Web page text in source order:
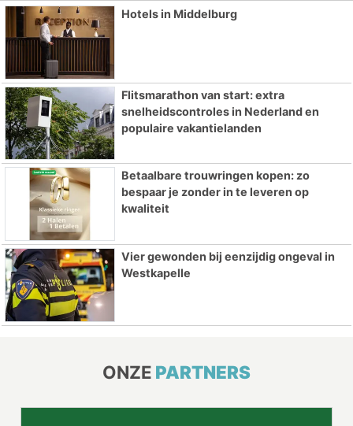
Hotels in Middelburg
Flitsmarathon van start: extra
snelheidscontroles in Nederland en
populaire vakantielanden
Betaalbare trouwringen kopen: zo
bespaar je zonder in te leveren op
kwaliteit
Vier gewonden bij eenzijdig ongeval in
Westkapelle
ONZE PARTNERS